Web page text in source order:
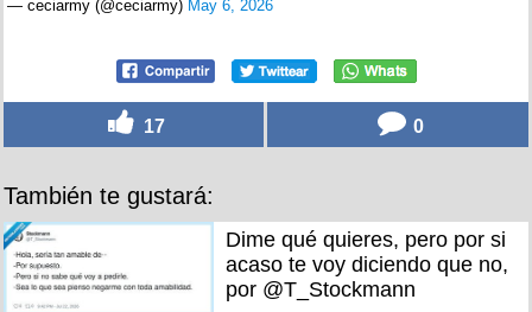
— ceciarmy (@ceciarmy) May 6, 2026
17 0
También te gustará:
Dime qué quieres, pero por si
acaso te voy diciendo que no,
por @T_Stockmann